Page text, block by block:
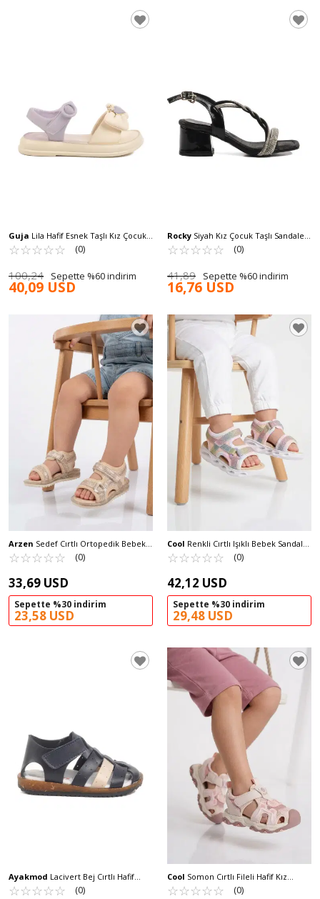
Guja Lila Hafif Esnek Taşlı Kız Çocuk
Sandalet 25Y600-5 F
☆☆☆☆☆
★★★★★ (0)
100,24 Sepette %60 indirim
40,09 USD
Rocky Siyah Kız Çocuk Taşlı Sandalet
07 F
☆☆☆☆☆
★★★★★ (0)
41,89 Sepette %60 indirim
16,76 USD
Arzen Sedef Cırtlı Ortopedik Bebek
Sandalet 25T104 B
☆☆☆☆☆
★★★★★ (0)
33,69 USD
Sepette %30 indirim
23,58 USD
Cool Renkli Cırtlı Işıklı Bebek Sandalet
Pamela B
☆☆☆☆☆
★★★★★ (0)
42,12 USD
Sepette %30 indirim
29,48 USD
Ayakmod Lacivert Bej Cırtlı Hafif
Unisex Çocuk Sandalet 17370 B
☆☆☆☆☆
★★★★★ (0)
Cool Somon Cırtlı Fileli Hafif Kız
Çocuk Sandalet Suv P
☆☆☆☆☆
★★★★★ (0)